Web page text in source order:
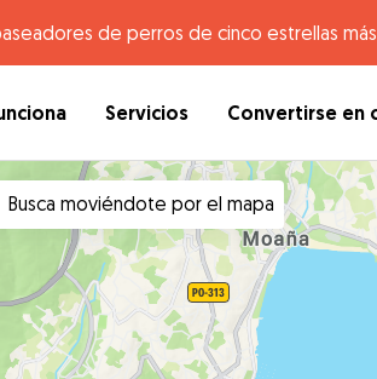
de perros de cinco estrellas
Servicios Convertirse en
Busca moviéndote por el mapa